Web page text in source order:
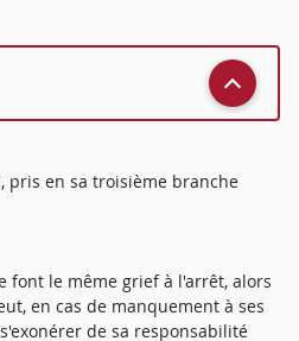
pris en sa troisième branche
font le même grief à l'arrêt, alors
en cas de manquement à ses
de sa responsabilité